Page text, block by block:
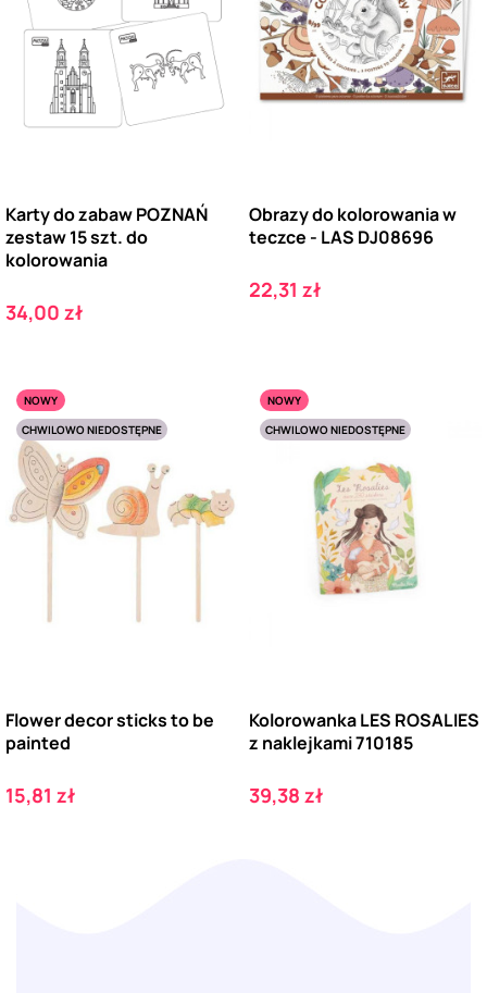
Karty do zabaw POZNAŃ
zestaw 15 szt. do
kolorowania
Cena
34,00 zł
Obrazy do kolorowania w
teczce - LAS DJ08696
Cena
22,31 zł
NOWY
CHWILOWO NIEDOSTĘPNE
Flower decor sticks to be
painted
Cena
15,81 zł
NOWY
CHWILOWO NIEDOSTĘPNE
Kolorowanka LES ROSALIES
z naklejkami 710185
Cena
39,38 zł